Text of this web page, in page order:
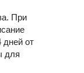
При
дней от
для